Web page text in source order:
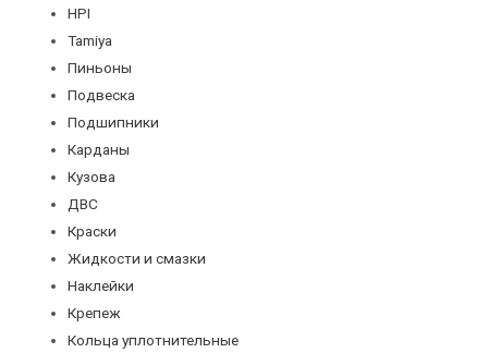
HPI
Tamiya
Пиньоны
Подвеска
Подшипники
Карданы
Кузова
ДВС
Краски
Жидкости и смазки
Наклейки
Крепеж
Кольца уплотнительные